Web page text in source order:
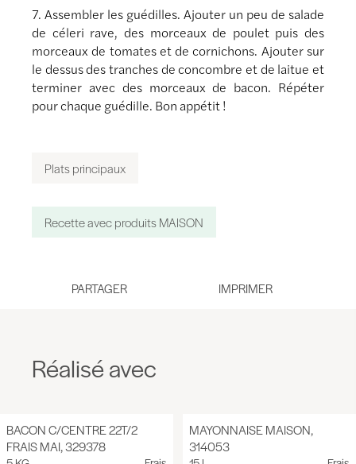
7. Assembler les guédilles. Ajouter un peu de salade
de céleri rave, des morceaux de poulet puis des
morceaux de tomates et de cornichons. Ajouter sur
le dessus des tranches de concombre et de laitue et
terminer avec des morceaux de bacon. Répéter
pour chaque guédille. Bon appétit !
Plats principaux
Recette avec produits MAISON
PARTAGER
Réalisé avec
BACON C/CENTRE 22T/2
FRAIS MAI, 329378
MAYONNAISE MAISON,
314053